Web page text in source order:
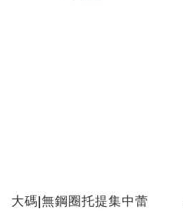
大碼|無鋼圈托提集中蕾